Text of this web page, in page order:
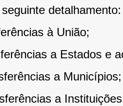
detalhamento:
à União;
a Estados e
a Municípios;
a